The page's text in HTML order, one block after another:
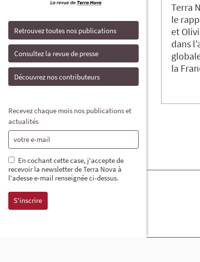
Retrouvez toutes nos publications
Consultez la revue de presse
Découvrez nos contributeurs
Recevez chaque mois nos publications et
actualités
En cochant cette case, j'accepte de
recevoir la newsletter de Terra Nova à
l'adesse e-mail renseignée ci-dessus.
Terra
le
et
dans
la